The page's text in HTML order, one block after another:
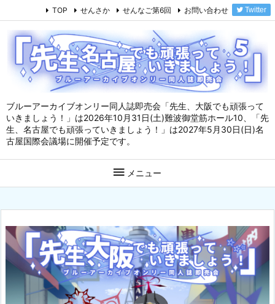
ブルーアーカイブオンリー同人誌即売会「先生、大阪でも頑張って
いきましょう！」は2026年10月31日(土)難波御堂筋ホール10、「先
生、名古屋でも頑張っていきましょう！」は2027年5月30日(日)名
古屋国際会議場に開催予定です。
 メニュー
TOP せんさか せんなご第6回 お問い合わせ Twitter